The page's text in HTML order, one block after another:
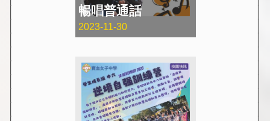
暢唱普通話
2023-11-30